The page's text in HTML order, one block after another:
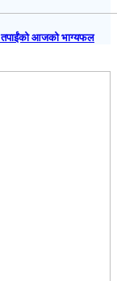
आजको भाग्यफल